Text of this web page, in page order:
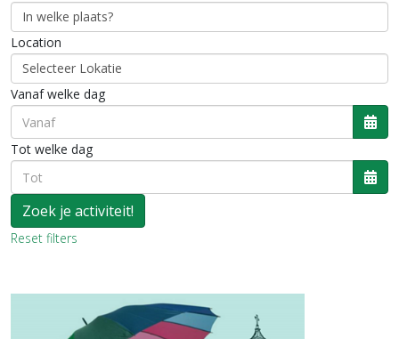
Location
Vanaf welke dag
Tot welke dag
Reset filters